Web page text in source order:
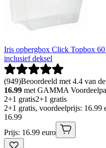
Iris opbergbox Click Topbox
inclusief deksel
(949)Beoordeeld met 4.4 van
16.99 met GAMMA
2+1 gratis2+1 gratis
2+1 gratis, voordeelprijs:
16.99
Prijs: 16.99 euro